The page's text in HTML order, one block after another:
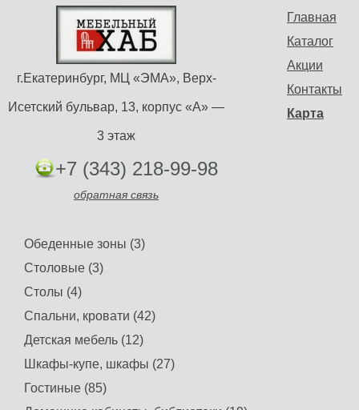
Главная
Каталог
Акции
Контакты
Карта
г.Екатеринбург, МЦ «ЭМА», Верх-
Исетский бульвар, 13, корпус «А» —
3 этаж
+7 (343) 218-99-98
обратная связь
Обеденные зоны (3)
Столовые (3)
Столы (4)
Спальни, кровати (42)
Детская мебель (12)
Шкафы-купе, шкафы (27)
Гостиные (85)